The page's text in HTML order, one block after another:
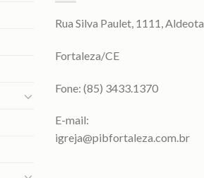
Rua Silva Paulet, 1111, Aldeota
Fortaleza/CE
Fone: (85) 3433.1370
E-mail:
igreja@pibfortaleza.com.br